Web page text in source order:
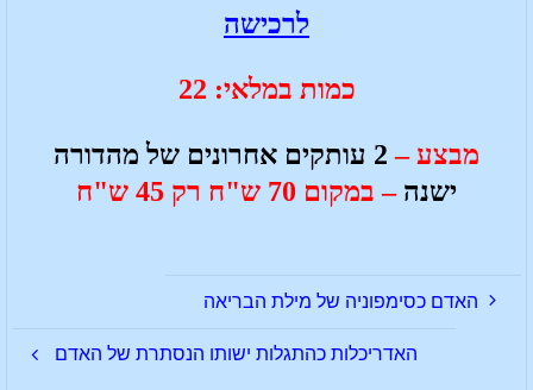
לרכישה
כמות במלאי: 22
מבצע –
2 עותקים אחרונים של מהדורה
ישנה – במקום 70 ש"ח רק 45 ש"ח
האדם כסימפוניה של מילת הבריאה
האדריכלות כהתגלות ישותו הנסתרת של האדם